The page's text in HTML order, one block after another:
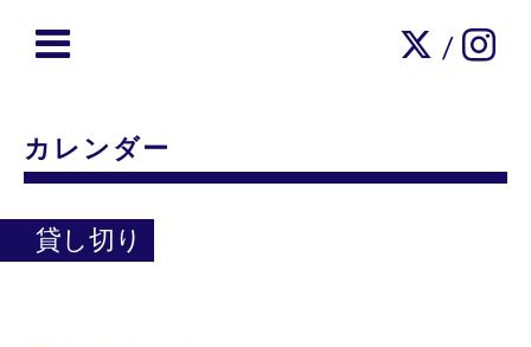
/
カレンダー
貸し切り